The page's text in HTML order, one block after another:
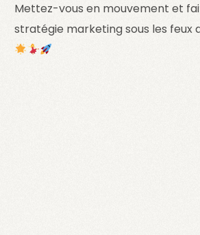
Mettez-vous en mouvement et
stratégie marketing sous les feux